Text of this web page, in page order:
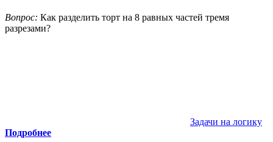
Вопрос: Как разделить торт на 8 равных частей тремя
разрезами?
Задачи на логику
Подробнее